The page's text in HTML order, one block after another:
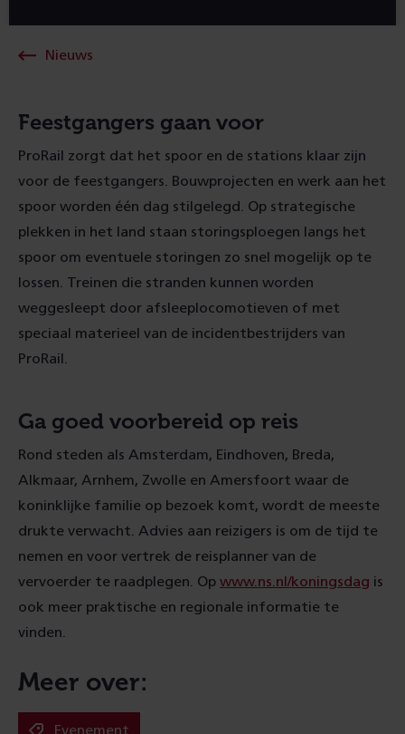
Nieuws
Feestgangers gaan voor
ProRail zorgt dat het spoor en de stations klaar zijn
voor de feestgangers. Bouwprojecten en werk aan het
spoor worden één dag stilgelegd. Op strategische
plekken in het land staan storingsploegen langs het
spoor om eventuele storingen zo snel mogelijk op te
lossen. Treinen die stranden kunnen worden
weggesleept door afsleeplocomotieven of met
speciaal materieel van de incidentbestrijders van
ProRail.
Ga goed voorbereid op reis
Rond steden als Amsterdam, Eindhoven, Breda,
Alkmaar, Arnhem, Zwolle en Amersfoort waar de
koninklijke familie op bezoek komt, wordt de meeste
drukte verwacht. Advies aan reizigers is om de tijd te
nemen en voor vertrek de reisplanner van de
vervoerder te raadplegen. Op www.ns.nl/koningsdag is
ook meer praktische en regionale informatie te
vinden.
Meer over:
Evenement